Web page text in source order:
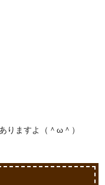
りますよ（＾ω＾）